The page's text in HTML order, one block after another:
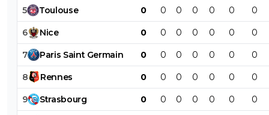
5 Toulouse 0 0 0 0 0 0 0
6 Nice 0 0 0 0 0 0 0
7 Paris Saint Germain 0 0 0 0 0 0 0
8 Rennes 0 0 0 0 0 0 0
9 Strasbourg 0 0 0 0 0 0 0